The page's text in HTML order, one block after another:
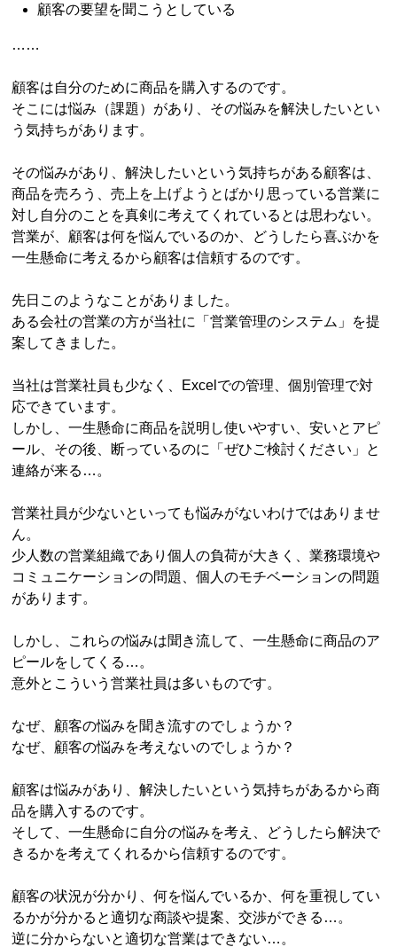
顧客の要望を聞こうとしている
……
顧客は自分のために商品を購入するのです。
そこには悩み（課題）があり、その悩みを解決したいとい
う気持ちがあります。
その悩みがあり、解決したいという気持ちがある顧客は、
商品を売ろう、売上を上げようとばかり思っている営業に
対し自分のことを真剣に考えてくれているとは思わない。
営業が、顧客は何を悩んでいるのか、どうしたら喜ぶかを
一生懸命に考えるから顧客は信頼するのです。
先日このようなことがありました。
ある会社の営業の方が当社に「営業管理のシステム」を提
案してきました。
当社は営業社員も少なく、Excelでの管理、個別管理で対
応できています。
しかし、一生懸命に商品を説明し使いやすい、安いとアピ
ール、その後、断っているのに「ぜひご検討ください」と
連絡が来る…。
営業社員が少ないといっても悩みがないわけではありませ
ん。
少人数の営業組織であり個人の負荷が大きく、業務環境や
コミュニケーションの問題、個人のモチベーションの問題
があります。
しかし、これらの悩みは聞き流して、一生懸命に商品のア
ピールをしてくる…。
意外とこういう営業社員は多いものです。
なぜ、顧客の悩みを聞き流すのでしょうか？
なぜ、顧客の悩みを考えないのでしょうか？
顧客は悩みがあり、解決したいという気持ちがあるから商
品を購入するのです。
そして、一生懸命に自分の悩みを考え、どうしたら解決で
きるかを考えてくれるから信頼するのです。
顧客の状況が分かり、何を悩んでいるか、何を重視してい
るかが分かると適切な商談や提案、交渉ができる…。
逆に分からないと適切な営業はできない…。